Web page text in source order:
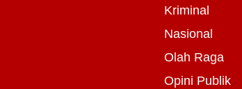
Kriminal
Nasional
Olah Raga
Opini Publik